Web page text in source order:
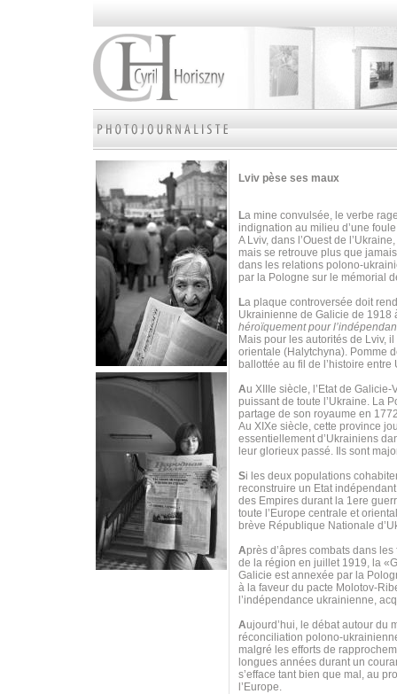
Lviv pèse ses maux
La mine convulsée, le verbe
indignation au milieu d’une
A Lviv, dans l’Ouest de
mais se retrouve plus que
dans les relations polono-
par la Pologne sur le mémorial
La plaque controversée doit
Ukrainienne de Galicie de 1918
héroïquement pour
Mais pour les autorités de Lviv,
orientale (Halytchyna). Pomme
ballottée au fil de l’histoire
Au XIIIe siècle, l’Etat de
puissant de toute l’Ukraine. La
partage de son royaume en
Au XIXe siècle, cette province
essentiellement d’Ukrainiens
leur glorieux passé. Ils sont
Si les deux populations
reconstruire un Etat
des Empires durant la 1ere
toute l’Europe centrale et
brève République Nationale
Après d’âpres combats dans
de la région en juillet 1919, la
Galicie est annexée par la
à la faveur du pacte Molotov-
l’indépendance ukrainienne,
Aujourd’hui, le débat autour du
réconciliation polono-
malgré les efforts de
longues années durant un
s’efface tant bien que mal, au
l’Europe.